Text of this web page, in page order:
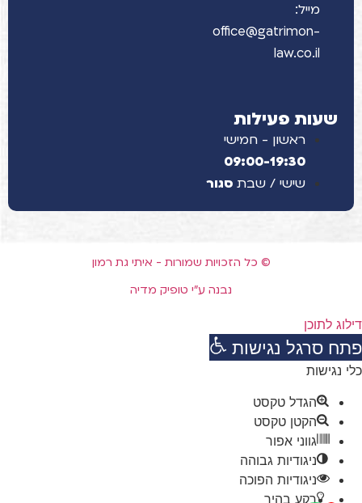
מייל:
office@gatrimon-
law.co.il
שעות פעילות
ראשון - חמישי
09:00-19:30
שישי / שבת סגור
© כל הזכויות שמורות - איתי גת רמון
נבנה ע"י טופיק מדיה
דילוג לתוכן
פתח סרגל נגישות
כלי נגישות
הגדל טקסט
הקטן טקסט
גווני אפור
ניגודיות גבוהה
ניגודיות הפוכה
רקע בהיר